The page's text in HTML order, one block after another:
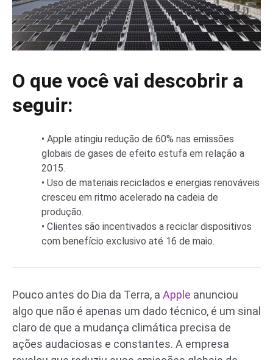
O que você vai descobrir a
seguir:
• Apple atingiu redução de 60% nas emissões
globais de gases de efeito estufa em relação a
2015.
• Uso de materiais reciclados e energias renováveis
cresceu em ritmo acelerado na cadeia de
produção.
• Clientes são incentivados a reciclar dispositivos
com benefício exclusivo até 16 de maio.
Pouco antes do Dia da Terra, a Apple anunciou
algo que não é apenas um dado técnico, é um sinal
claro de que a mudança climática precisa de
ações audaciosas e constantes. A empresa